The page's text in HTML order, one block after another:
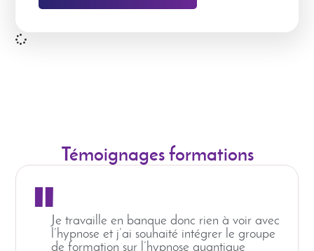
Témoignages formations
"Je travaille en banque donc rien à voir avec
l’hypnose et j’ai souhaité intégrer le groupe
de formation sur l’hypnose quantique